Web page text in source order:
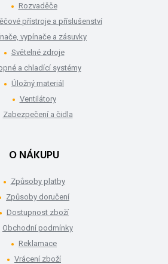
Rozvaděče
přístroje a příslušenství
vypínače a zásuvky
Světelné zdroje
a chladící systémy
Úložný materiál
Ventilátory
Zabezpečení a čidla
O NÁKUPU
Způsoby platby
Způsoby doručení
Dostupnost zboží
Obchodní podmínky
Reklamace
Vrácení zboží